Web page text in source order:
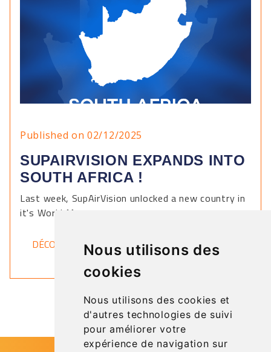
Nous utilisons des
cookies
Nous utilisons des cookies et
d'autres technologies de suivi
pour améliorer votre
expérience de navigation sur
Published on 02/12/2025
SUPAIRVISION EXPANDS INTO
SOUTH AFRICA !
Last week, SupAirVision unlocked a new country in
it's World Map.
DÉCOUVRIR